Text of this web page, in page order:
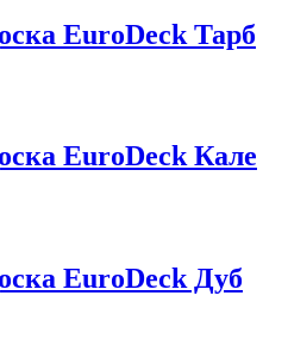
EuroDeck Тарб
EuroDeck Кале
EuroDeck Дуб